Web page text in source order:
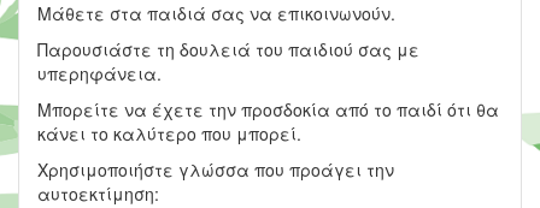
Μάθετε στα παιδιά σας να επικοινωνούν.
Παρουσιάστε τη δουλειά του παιδιού σας με
υπερηφάνεια.
Μπορείτε να έχετε την προσδοκία από το παιδί ότι θα
κάνει το καλύτερο που μπορεί.
Χρησιμοποιήστε γλώσσα που προάγει την
αυτοεκτίμηση: